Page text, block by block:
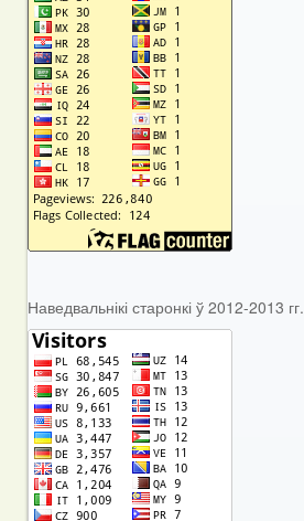
Наведвальнікі старонкі ў 2012-2013 гг.